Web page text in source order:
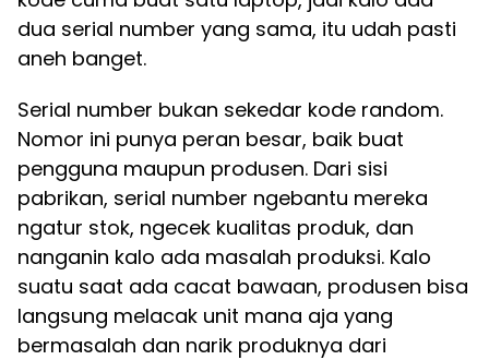
dua serial number yang sama, itu udah pasti
aneh banget.
Serial number bukan sekedar kode random.
Nomor ini punya peran besar, baik buat
pengguna maupun produsen. Dari sisi
pabrikan, serial number ngebantu mereka
ngatur stok, ngecek kualitas produk, dan
nanganin kalo ada masalah produksi. Kalo
suatu saat ada cacat bawaan, produsen bisa
langsung melacak unit mana aja yang
bermasalah dan narik produknya dari